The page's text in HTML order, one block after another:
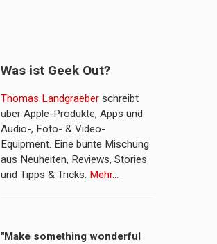
Was ist Geek Out?
Thomas Landgraeber schreibt
über Apple-Produkte, Apps und
Audio-, Foto- & Video-
Equipment. Eine bunte Mischung
aus Neuheiten, Reviews, Stories
und Tipps & Tricks. Mehr…
"Make something wonderful